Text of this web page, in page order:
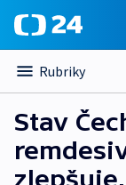
Rubriky
Stav